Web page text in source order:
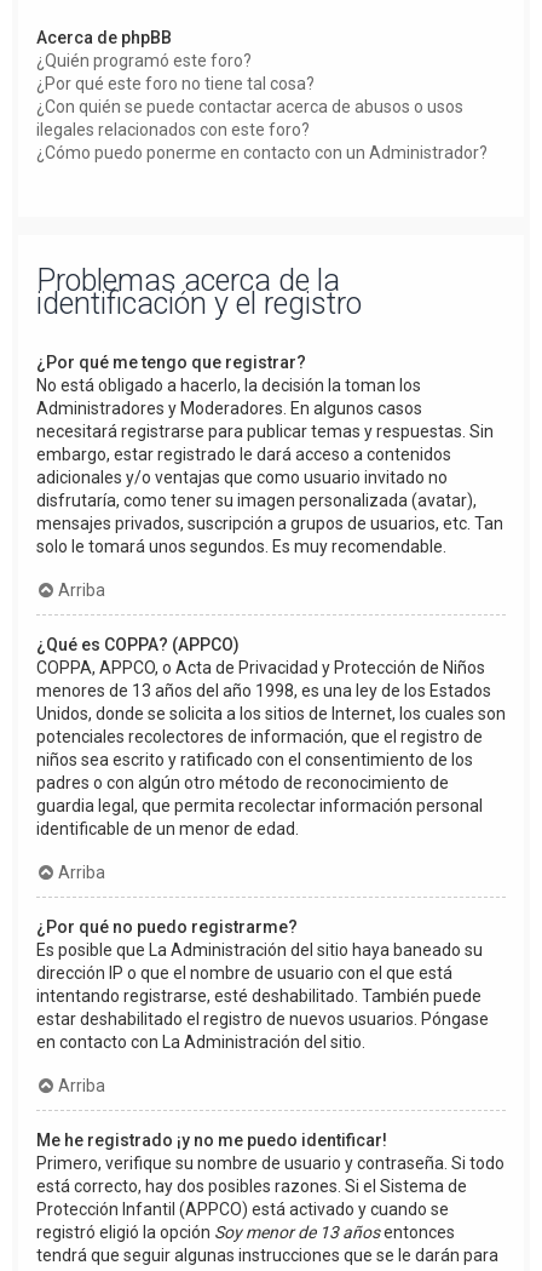
Acerca de phpBB
¿Quién programó este foro?
¿Por qué este foro no tiene tal cosa?
¿Con quién se puede contactar acerca de abusos o usos
ilegales relacionados con este foro?
¿Cómo puedo ponerme en contacto con un Administrador?
Problemas acerca de la
identificación y el registro
¿Por qué me tengo que registrar?
No está obligado a hacerlo, la decisión la toman los
Administradores y Moderadores. En algunos casos
necesitará registrarse para publicar temas y respuestas. Sin
embargo, estar registrado le dará acceso a contenidos
adicionales y/o ventajas que como usuario invitado no
disfrutaría, como tener su imagen personalizada (avatar),
mensajes privados, suscripción a grupos de usuarios, etc. Tan
solo le tomará unos segundos. Es muy recomendable.
Arriba
¿Qué es COPPA? (APPCO)
COPPA, APPCO, o Acta de Privacidad y Protección de Niños
menores de 13 años del año 1998, es una ley de los Estados
Unidos, donde se solicita a los sitios de Internet, los cuales son
potenciales recolectores de información, que el registro de
niños sea escrito y ratificado con el consentimiento de los
padres o con algún otro método de reconocimiento de
guardia legal, que permita recolectar información personal
identificable de un menor de edad.
Arriba
¿Por qué no puedo registrarme?
Es posible que La Administración del sitio haya baneado su
dirección IP o que el nombre de usuario con el que está
intentando registrarse, esté deshabilitado. También puede
estar deshabilitado el registro de nuevos usuarios. Póngase
en contacto con La Administración del sitio.
Arriba
Me he registrado ¡y no me puedo identificar!
Primero, verifique su nombre de usuario y contraseña. Si todo
está correcto, hay dos posibles razones. Si el Sistema de
Protección Infantil (APPCO) está activado y cuando se
registró eligió la opción Soy menor de 13 añosentonces
tendrá que seguir algunas instrucciones que se le darán para